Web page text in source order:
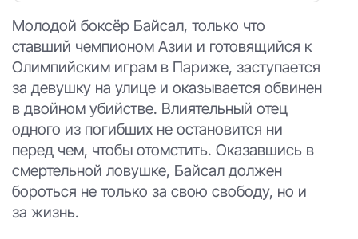
Молодой боксёр Байсал, только что
ставший чемпионом Азии и готовящийся к
Олимпийским играм в Париже, заступается
за девушку на улице и оказывается обвинен
в двойном убийстве. Влиятельный отец
одного из погибших не остановится ни
перед чем, чтобы отомстить. Оказавшись в
смертельной ловушке, Байсал должен
бороться не только за свою свободу, но и
за жизнь.